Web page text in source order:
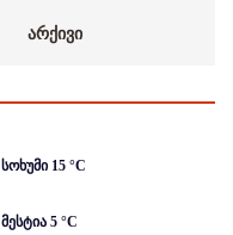
სოხუმი 15 °C
მესტია 5 °C